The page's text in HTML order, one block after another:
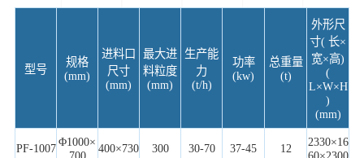
型号
规格
(mm)
进料口
尺寸
(mm)
最大进
料粒度
(mm)
生产能
力
(t/h)
功率
(kw)
总重量
(t)
外形尺
寸( 长×
宽×高)
(
L×W×H
)
(mm)
PF-1007 Φ1000× 400×730 300 30-70 37-45 12
2330×16